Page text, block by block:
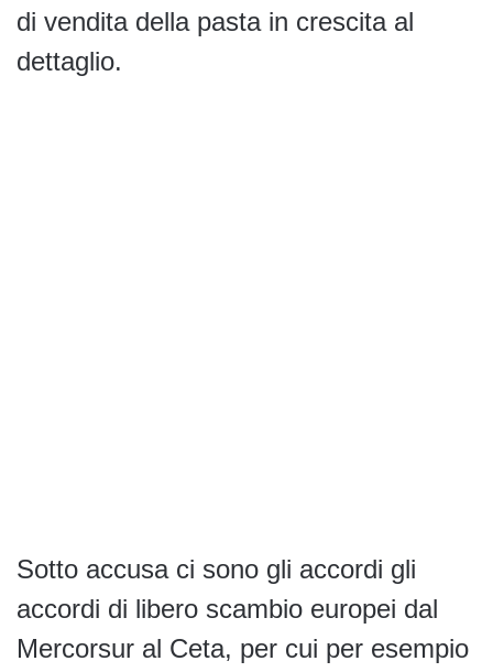
di vendita della pasta in crescita al
dettaglio.
Sotto accusa ci sono gli accordi gli
accordi di libero scambio europei dal
Mercorsur al Ceta, per cui per esempio